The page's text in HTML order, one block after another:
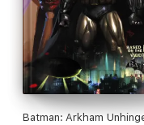
Batman: Arkham